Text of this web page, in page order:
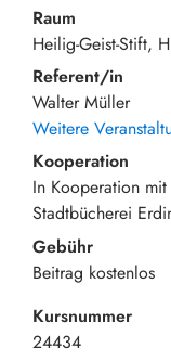
Raum
Heilig-Geist-Stift
Referent/in
Walter Müller
Weitere
Kooperation
In Kooperation
Stadtbücherei
Gebühr
Beitrag kostenlos
Kursnummer
24434